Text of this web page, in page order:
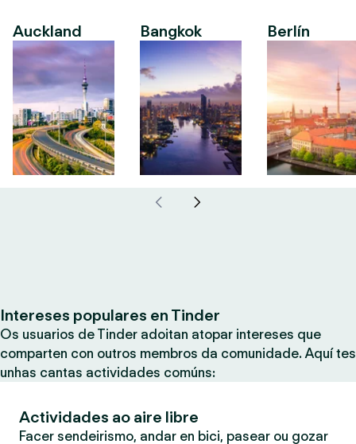
Auckland Bangkok Berlín
Intereses populares en Tinder
Os usuarios de Tinder adoitan atopar intereses que
comparten con outros membros da comunidade. Aquí tes
unhas cantas actividades comúns:
Actividades ao aire libre
Facer sendeirismo, andar en bici, pasear ou gozar